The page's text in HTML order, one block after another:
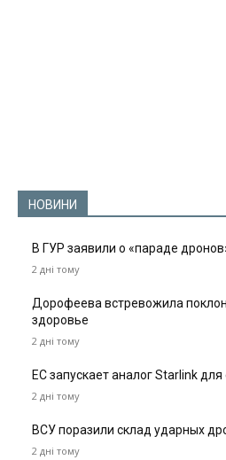
НОВИНИ
В ГУР заявили о «параде
2 дні тому
Дорофеева встревожила
здоровье
2 дні тому
ЕС запускает аналог Starlink
2 дні тому
ВСУ поразили склад ударных
2 дні тому